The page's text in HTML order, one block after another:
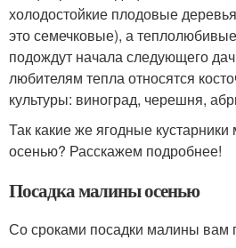
холодостойкие плодовые
это семечковые), а
подождут начала следующего
любителям тепла относятся
культуры: виноград, черешня,
Так какие же ягодные
осенью? Расскажем подробнее!
Посадка малины осенью
Со сроками посадки малины вам